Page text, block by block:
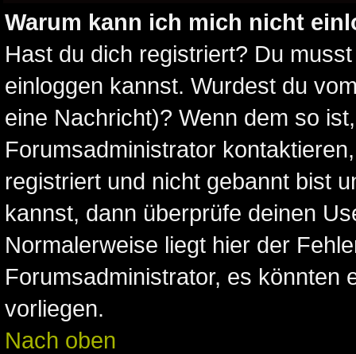
Warum kann ich mich nicht
Hast du dich registriert? Du
einloggen kannst. Wurdest du
eine Nachricht)? Wenn dem so
Forumsadministrator
registriert und nicht gebannt bist
kannst, dann überprüfe deinen
Normalerweise liegt hier der
Forumsadministrator, es könnten
vorliegen.
Nach oben